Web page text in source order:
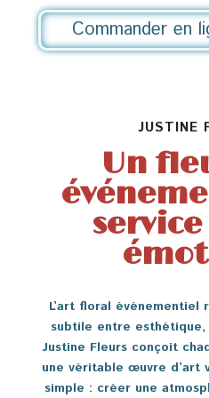
Commander en
JUSTINE
Un
service
L’art floral événementiel
subtile entre
Justine Fleurs conçoit
une véritable œuvre d’art
simple : créer une